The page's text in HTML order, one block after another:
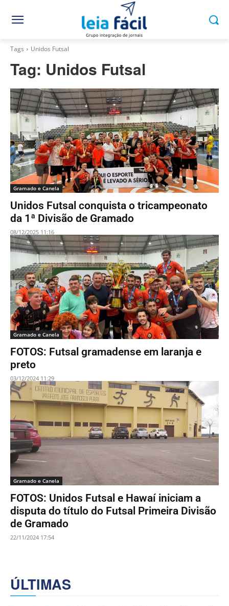
Tags Unidos Futsal
Tag: Unidos Futsal
Gramado e Canela
Unidos Futsal conquista o tricampeonato
da 1ª Divisão de Gramado
08/12/2025 11:16
Gramado e Canela
FOTOS: Futsal gramadense em laranja e
preto
03/12/2024 11:29
Gramado e Canela
FOTOS: Unidos Futsal e Hawaí iniciam a
disputa do título do Futsal Primeira Divisão
de Gramado
22/11/2024 17:54
ÚLTIMAS